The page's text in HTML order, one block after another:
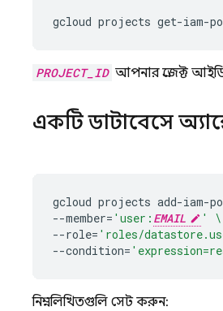
gcloud projects get-iam-
PROJECT_ID আপনার প্রজেক্ট
একটি ডাটাবেসে
gcloud projects add-iam-
--member= 'user: EMAIL '
\
--role= 'roles/
--condition=
নিম্নলিখিতগুলি সেট করুন: